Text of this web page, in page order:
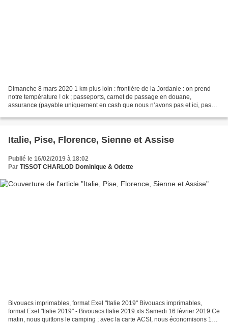
Dimanche 8 mars 2020 1 km plus loin : frontière de la Jordanie : on prend
notre température ! ok ; passeports, carnet de passage en douane,
assurance (payable uniquement en cash que nous n’avons pas et ici, pas
Italie, Pise, Florence, Sienne et Assise
Publié le 16/02/2019 à 18:02
Par TISSOT CHARLOD Dominique & Odette
Bivouacs imprimables, format Exel "Italie 2019" Bivouacs imprimables,
format Exel "Italie 2019" - Bivouacs Italie 2019.xls Samedi 16 février 2019 Ce
matin, nous quittons le camping ; avec la carte ACSI, nous économisons 10